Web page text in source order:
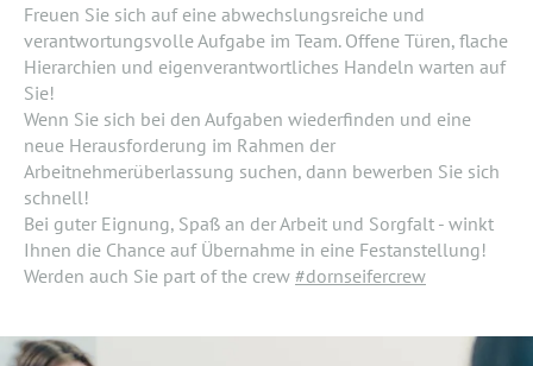
Freuen Sie sich auf eine abwechslungsreiche und
verantwortungsvolle Aufgabe im Team. Offene Türen, flache
Hierarchien und eigenverantwortliches Handeln warten auf
Sie!
Wenn Sie sich bei den Aufgaben wiederfinden und eine
neue Herausforderung im Rahmen der
Arbeitnehmerüberlassung suchen, dann bewerben Sie sich
schnell!
Bei guter Eignung, Spaß an der Arbeit und Sorgfalt - winkt
Ihnen die Chance auf Übernahme in eine Festanstellung!
Werden auch Sie part of the crew #dornseifercrew